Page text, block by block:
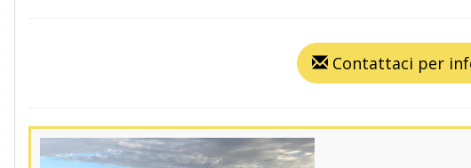
Contattaci per